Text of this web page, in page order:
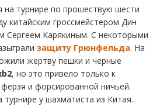
на турнире по прошествую шести
китайским гроссмейстером Дин
Сергеем Карякиным. С некоторыми
защиту Грюнфельда. На
жертву пешки и черные
2, но это привело только к
и форсированной ничьей.
у шахматиста из Китая.